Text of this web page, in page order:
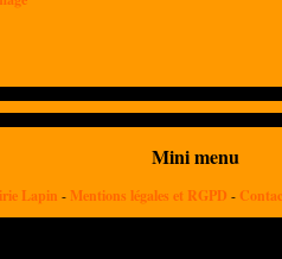
Mini menu
Lapin - Mentions légales et RGPD -